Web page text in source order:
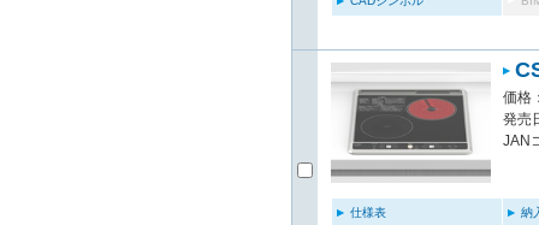
価格
発売
JAN
仕様表 納